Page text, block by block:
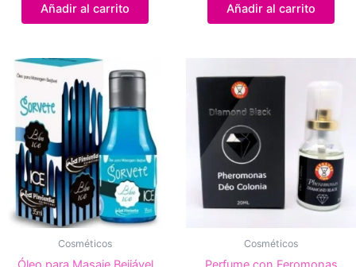
Añadir al carrito Añadir al carrito
Cosméticos Cosméticos